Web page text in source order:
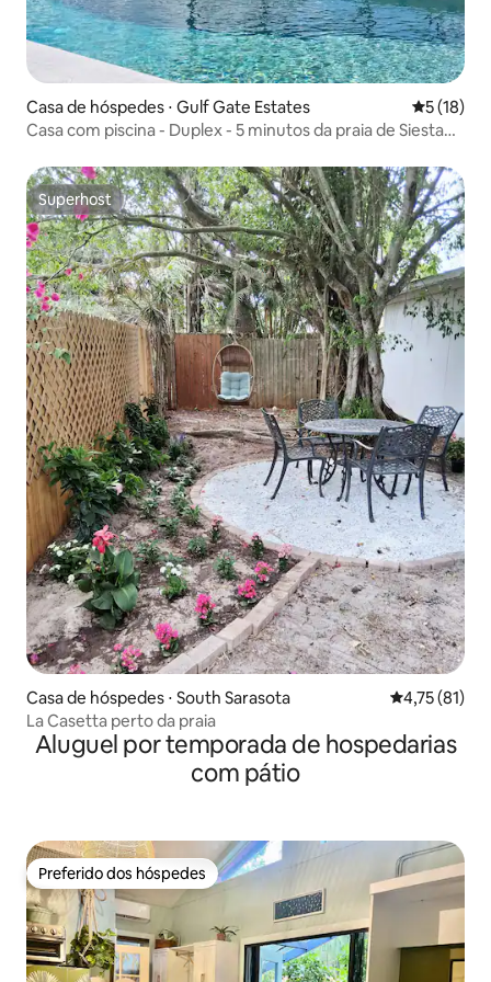
Casa de hóspedes ⋅ Gulf Gate Estates 5 de uma
5 (18)
Casa com piscina - Duplex - 5 minutos da praia de Siesta
Superhost
Superhost
Casa de hóspedes ⋅ South Sarasota 4,75 de uma
4,75 (81)
La Casetta perto da praia
Aluguel por temporada de hospedarias
com pátio
Preferido dos hóspedes
Preferido dos hóspedes